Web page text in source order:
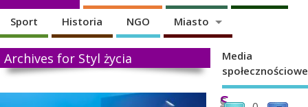
Sport Historia NGO Miasto
Archives for Styl życia
S
C
Media
społecznościowe